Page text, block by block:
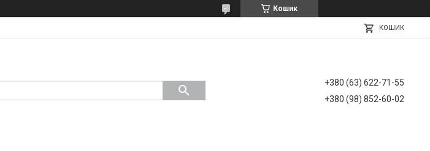
Кошик
КОШИК
+380 (63) 622-71-55
+380 (98) 852-60-02